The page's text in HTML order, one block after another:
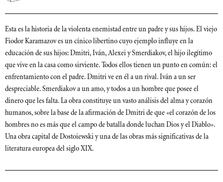
Esta es la historia de la violenta enemistad entre un padre y sus hijos. El viejo
Fiodor Karamazov es un cínico libertino cuyo ejemplo influye en la
educación de sus hijos: Dmitri, Iván, Alexei y Smerdiakov, el hijo ilegítimo
que vive en la casa como sirviente. Todos ellos tienen un punto en común: el
enfrentamiento con el padre. Dmitri ve en él a un rival. Iván a un ser
despreciable. Smerdiakov a un amo, y todos a un hombre que posee el
dinero que les falta. La obra constituye un vasto análisis del alma y corazón
humanos, sobre la base de la afirmación de Dmitri de que «el corazón de los
hombres no es más que el campo de batalla donde luchan Dios y el Diablo».
Una obra capital de Dostoiewski y una de las obras más significativas de la
literatura europea del siglo XIX.